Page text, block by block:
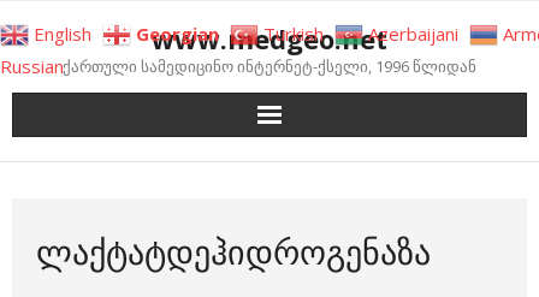
to
content
www.medgeo.net
ქართული სამედიცინო ინტერნეტ-ქსელი, 1996 წლიდან
ᲚᲐᲥᲢᲐᲢᲓᲔᲰᲘᲓᲠᲝᲒᲔᲜᲐᲖᲐ
English Georgian Turkish Azerbaijani
Russian